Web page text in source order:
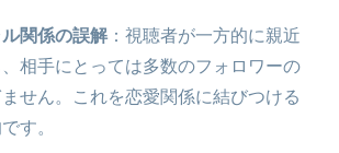
関係の誤解：視聴者が一方的に親近
相手にとっては多数のフォロワーの
せん。これを恋愛関係に結びつける
す。